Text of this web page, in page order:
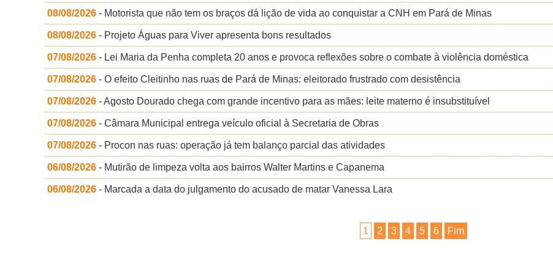
08/08/2026 - Motorista que não tem os braços dá lição de vida ao conquistar a CNH em Pará de Minas
08/08/2026 - Projeto Águas para Viver apresenta bons resultados
07/08/2026 - Lei Maria da Penha completa 20 anos e provoca reflexões sobre o combate à violência doméstica
07/08/2026 - O efeito Cleitinho nas ruas de Pará de Minas: eleitorado frustrado com desistência
07/08/2026 - Agosto Dourado chega com grande incentivo para as mães: leite materno é insubstituível
07/08/2026 - Câmara Municipal entrega veículo oficial à Secretaria de Obras
07/08/2026 - Procon nas ruas: operação já tem balanço parcial das atividades
06/08/2026 - Mutirão de limpeza volta aos bairros Walter Martins e Capanema
06/08/2026 - Marcada a data do julgamento do acusado de matar Vanessa Lara
1 2 3 4 5 6 Fim